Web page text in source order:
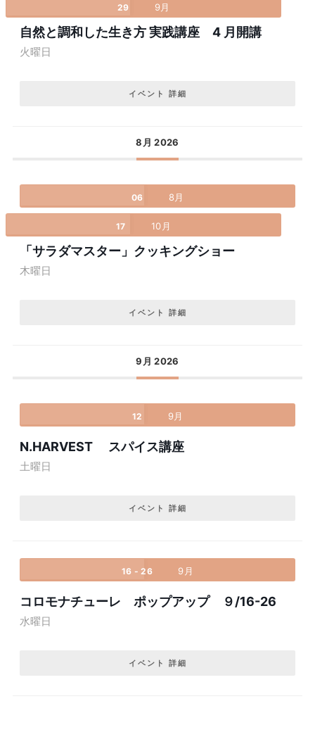
29 9月
自然と調和した生き方 実践講座 4 月開講
火曜日
イベント 詳細
8月 2026
06 8月
17 10月
「サラダマスター」クッキングショー
木曜日
イベント 詳細
9月 2026
12 9月
N.HARVEST スパイス講座
土曜日
イベント 詳細
16 - 26 9月
コロモナチューレ ポップアップ ９/16-26
水曜日
イベント 詳細